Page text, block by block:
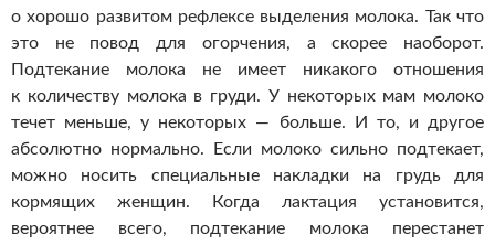
о хорошо развитом рефлексе выделения молока. Так что
это не повод для огорчения, а скорее наоборот.
Подтекание молока не имеет никакого отношения
к количеству молока в груди. У некоторых мам молоко
течет меньше, у некоторых — больше. И то, и другое
абсолютно нормально. Если молоко сильно подтекает,
можно носить специальные накладки на грудь для
кормящих женщин. Когда лактация установится,
вероятнее всего, подтекание молока перестанет